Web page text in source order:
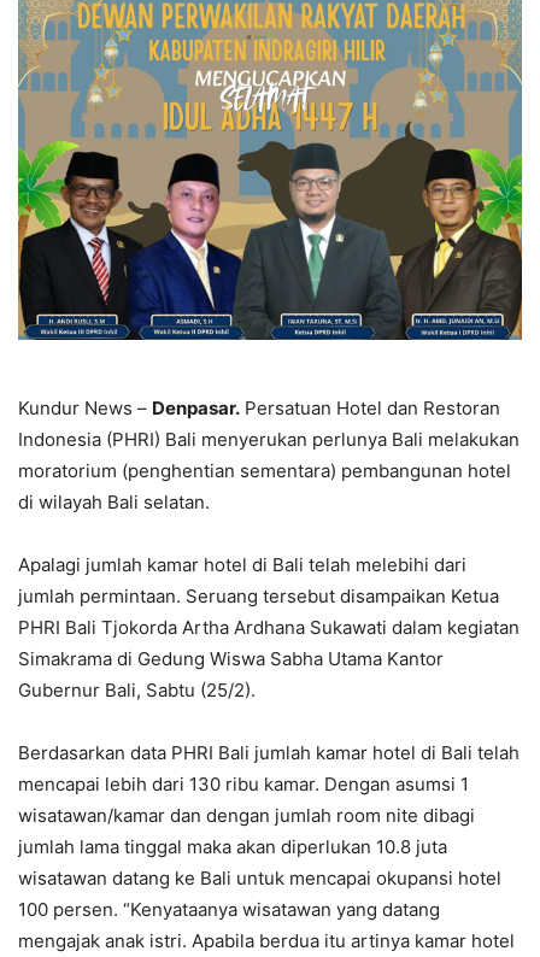
Kundur News – Denpasar. Persatuan Hotel dan Restoran
Indonesia (PHRI) Bali menyerukan perlunya Bali melakukan
moratorium (penghentian sementara) pembangunan hotel
di wilayah Bali selatan.
Apalagi jumlah kamar hotel di Bali telah melebihi dari
jumlah permintaan. Seruang tersebut disampaikan Ketua
PHRI Bali Tjokorda Artha Ardhana Sukawati dalam kegiatan
Simakrama di Gedung Wiswa Sabha Utama Kantor
Gubernur Bali, Sabtu (25/2).
Berdasarkan data PHRI Bali jumlah kamar hotel di Bali telah
mencapai lebih dari 130 ribu kamar. Dengan asumsi 1
wisatawan/kamar dan dengan jumlah room nite dibagi
jumlah lama tinggal maka akan diperlukan 10.8 juta
wisatawan datang ke Bali untuk mencapai okupansi hotel
100 persen. “Kenyataanya wisatawan yang datang
mengajak anak istri. Apabila berdua itu artinya kamar hotel